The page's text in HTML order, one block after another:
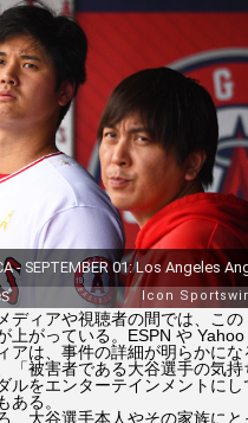
ディアや視聴者の間では、こ
上がっている。ESPN や
アは、事件の詳細が明らかに
「被害者である大谷選手の気持
ルをエンターテインメントに
ある。
、大谷選手本人やその家族に